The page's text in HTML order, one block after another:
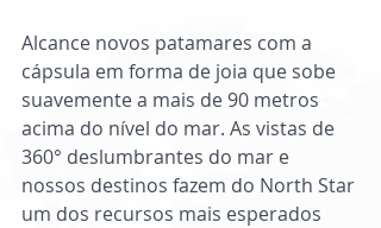
Alcance novos patamares com a
cápsula em forma de joia que sobe
suavemente a mais de 90 metros
acima do nível do mar. As vistas de
360° deslumbrantes do mar e
nossos destinos fazem do North Star
um dos recursos mais esperados